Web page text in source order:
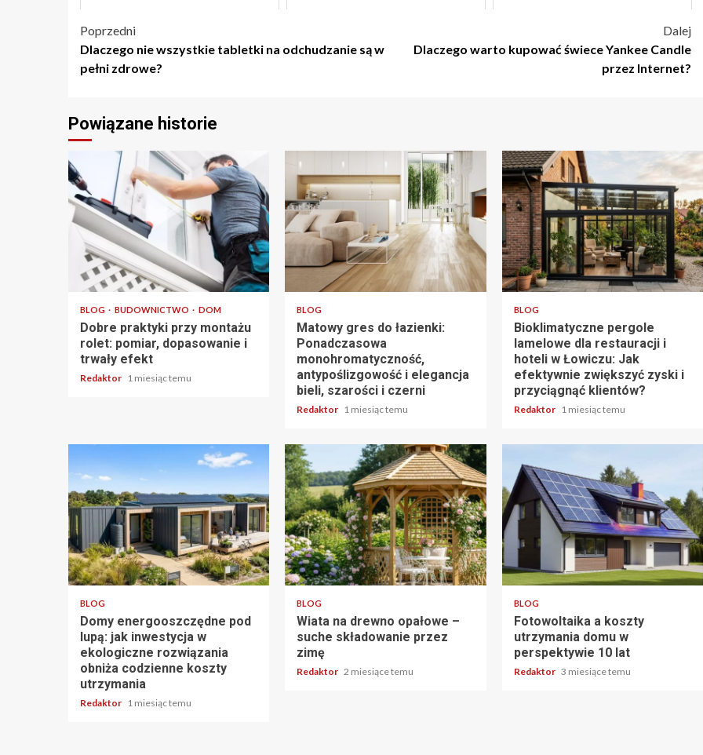
Nawigacja
wpisu
Poprzedni
Dlaczego nie wszystkie tabletki na odchudzanie są w
pełni zdrowe?
Dalej
Dlaczego warto kupować świece Yankee Candle
przez Internet?
Powiązane historie
4 min odczytu
BLOG BUDOWNICTWO DOM
Dobre praktyki przy montażu
rolet: pomiar, dopasowanie i
trwały efekt
Redaktor 1 miesiąc temu
4 min odczytu
BLOG
Matowy gres do łazienki:
Ponadczasowa
monohromatyczność,
antypoślizgowość i elegancja
bieli, szarości i czerni
Redaktor 1 miesiąc temu
4 min odczytu
BLOG
Bioklimatyczne pergole
lamelowe dla restauracji i
hoteli w Łowiczu: Jak
efektywnie zwiększyć zyski i
przyciągnąć klientów?
Redaktor 1 miesiąc temu
5 min odczytu
BLOG
Domy energooszczędne pod
lupą: jak inwestycja w
ekologiczne rozwiązania
obniża codzienne koszty
utrzymania
Redaktor 1 miesiąc temu
3 min odczytu
BLOG
Wiata na drewno opałowe –
suche składowanie przez
zimę
Redaktor 2 miesiące temu
3 min odczytu
BLOG
Fotowoltaika a koszty
utrzymania domu w
perspektywie 10 lat
Redaktor 3 miesiące temu